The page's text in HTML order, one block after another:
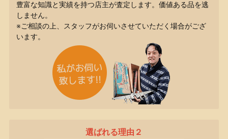
豊富な知識と実績を持つ店主が査定します。価値ある品を逃
しません。
※ご相談の上、スタッフがお伺いさせていただく場合がござ
います。
選ばれる理由２